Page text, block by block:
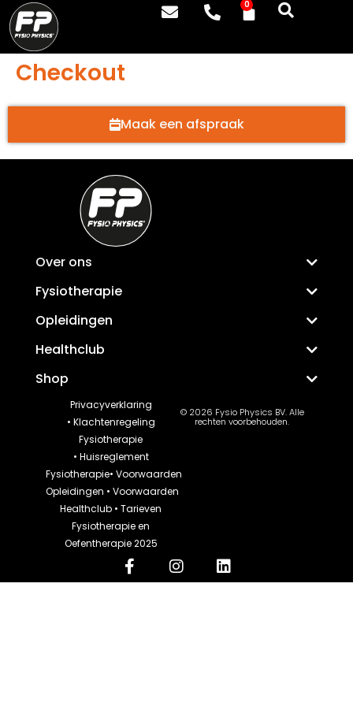
0
Checkout
Maak een afspraak
Over ons
Fysiotherapie
Opleidingen
Healthclub
Shop
Privacyverklaring
• Klachtenregeling
Fysiotherapie
• Huisreglement
Fysiotherapie• Voorwaarden
Opleidingen • Voorwaarden
Healthclub •Tarieven
Fysiotherapie en
Oefentherapie 2025
© 2026 Fysio Physics BV. Alle
rechten voorbehouden.